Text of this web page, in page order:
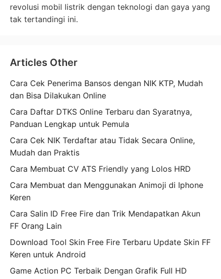
revolusi mobil listrik dengan teknologi dan gaya yang
tak tertandingi ini.
Articles Other
Cara Cek Penerima Bansos dengan NIK KTP, Mudah
dan Bisa Dilakukan Online
Cara Daftar DTKS Online Terbaru dan Syaratnya,
Panduan Lengkap untuk Pemula
Cara Cek NIK Terdaftar atau Tidak Secara Online,
Mudah dan Praktis
Cara Membuat CV ATS Friendly yang Lolos HRD
Cara Membuat dan Menggunakan Animoji di Iphone
Keren
Cara Salin ID Free Fire dan Trik Mendapatkan Akun
FF Orang Lain
Download Tool Skin Free Fire Terbaru Update Skin FF
Keren untuk Android
Game Action PC Terbaik Dengan Grafik Full HD